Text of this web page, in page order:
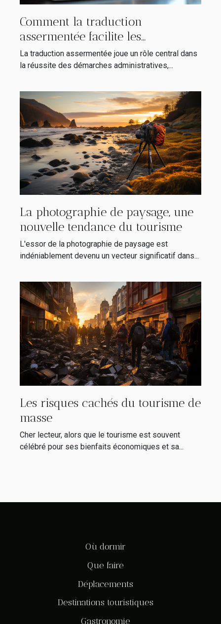
Comment la traduction
assermentée facilite les
démarches administratives
La traduction assermentée joue un rôle central dans
la réussite des démarches administratives,...
La photographie de paysage, une
nouvelle tendance du tourisme
L'essor de la photographie de paysage est
indéniablement devenu un vecteur significatif dans...
Les risques cachés du tourisme de
masse
Cher lecteur, alors que le tourisme est souvent
célébré pour ses bienfaits économiques et sa...
Où dormir
Que faire
Déplacements
Destinations touristiques
Gastronomie